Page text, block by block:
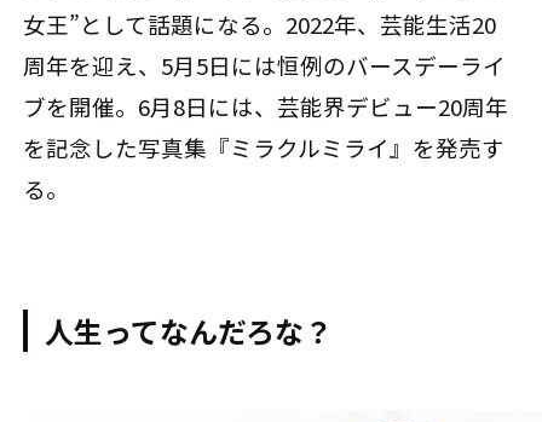
女王”として話題になる。2022年、芸能生活20
周年を迎え、5月5日には恒例のバースデーライ
ブを開催。6月8日には、芸能界デビュー20周年
を記念した写真集『ミラクルミライ』を発売す
る。
人生ってなんだろな？